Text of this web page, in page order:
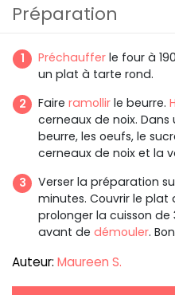
Préparation
Préchauffer le four à
un plat à tarte rond.
Faire ramollir le beurre.
cerneaux de noix.
beurre, les oeufs, le
cerneaux de noix et la
Verser la préparation
minutes. Couvrir le
prolonger la cuisson de
avant de démouler.
Auteur: Maureen S.